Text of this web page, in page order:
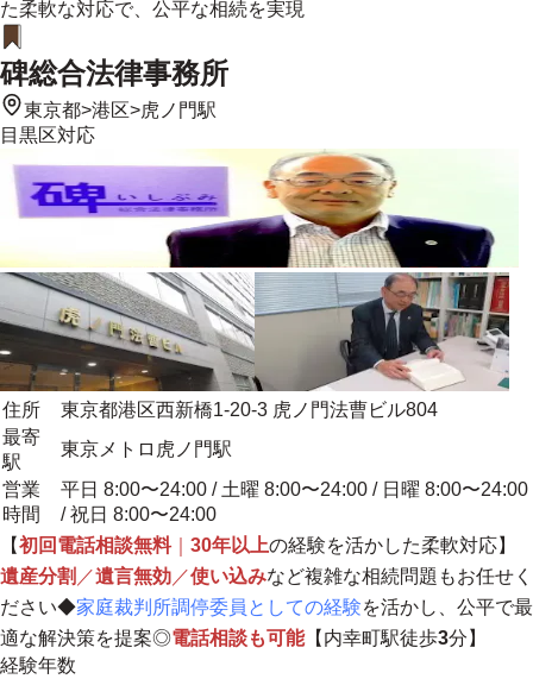
た柔軟な対応で、公平な相続を実現
碑総合法律事務所
東京都>港区>虎ノ門駅
目黒区対応
住所
東京都港区西新橋1-20-3 虎ノ門法曹ビル804
最寄
駅
東京メトロ虎ノ門駅
営業
時間
平日 8:00〜24:00 / 土曜 8:00〜24:00 / 日曜 8:00〜24:00
/ 祝日 8:00〜24:00
【初回電話相談無料｜ 30年以上の経験を活かした柔軟対応】
遺産分割 ／遺言無効 ／使い込みなど複雑な相続問題もお任せく
ださい◆家庭裁判所調停委員としての経験を活かし、 公平で最
適な解決策を提案◎電話相談も可能【内幸町駅徒歩3分】
経験年数